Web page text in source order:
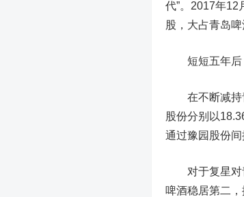
代”。2017年12
股，大占青岛
短短五年后，
在不断减持青
股份分别以
通过豫园股份
对于复星对青
啤酒稳居第二